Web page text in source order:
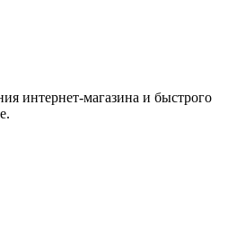
интернет-магазина и быстрого